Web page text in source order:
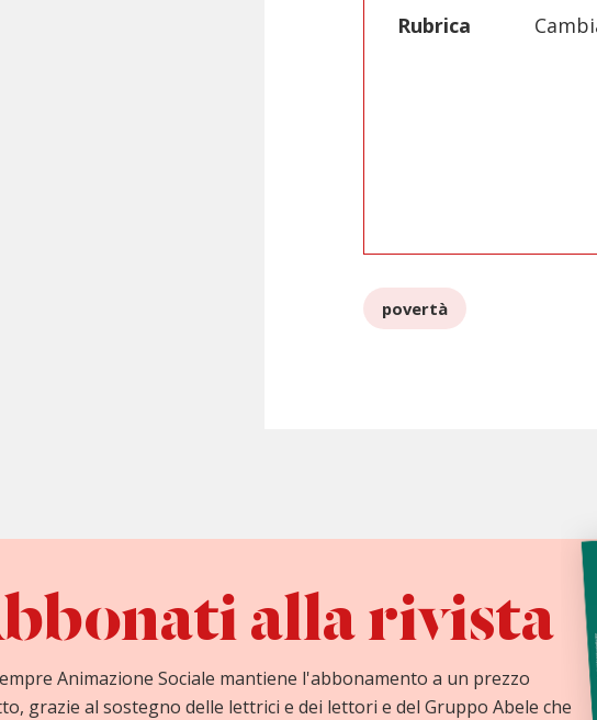
Rubrica
povertà
alla rivista
Animazione Sociale mantiene l'abbonamento a un prezzo
grazie al sostegno delle lettrici e dei lettori e del Gruppo Abele che